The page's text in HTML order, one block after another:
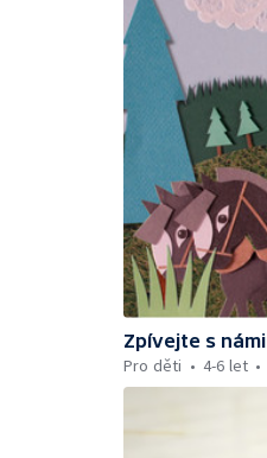
Zpívejte s námi
Pro děti
4-6 let